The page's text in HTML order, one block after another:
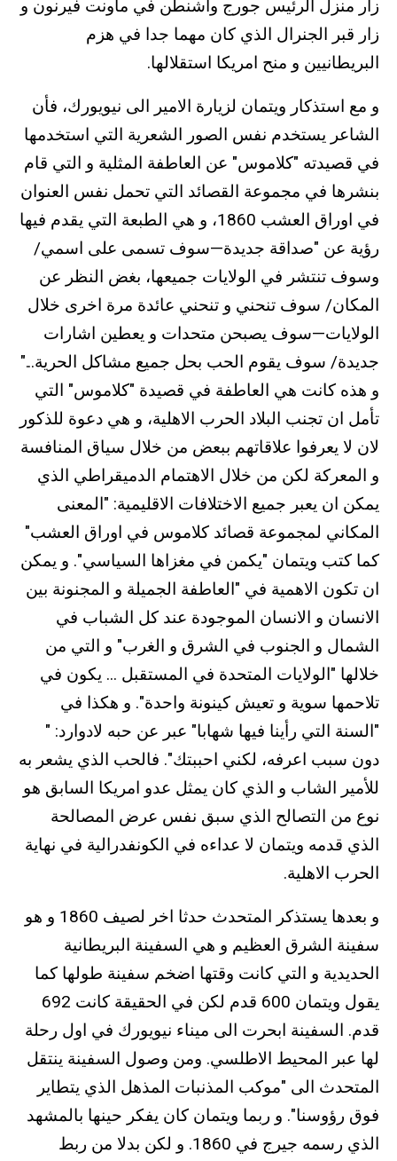
زار منزل الرئيس جورج واشنطن في ماونت فيرنون و
زار قبر الجنرال الذي كان مهما جدا في هزم
البريطانيين و منح امريكا استقلالها.
و مع استذكار ويتمان لزيارة الامير الى نيويورك، فأن
الشاعر يستخدم نفس الصور الشعرية التي استخدمها
في قصيدته "كلاموس" عن العاطفة المثلية و التي قام
بنشرها في مجموعة القصائد التي تحمل نفس العنوان
في اوراق العشب 1860، و هي الطبعة التي يقدم فيها
رؤية عن "صداقة جديدة—سوف تسمى على اسمي/
وسوف تنتشر في الولايات جميعها، بغض النظر عن
المكان/ سوف تنحني و تنحني عائدة مرة اخرى خلال
الولايات—سوف يصبحن متحدات و يعطين اشارات
جديدة/ سوف يقوم الحب بحل جميع مشاكل الحرية..."
و هذه كانت هي العاطفة في قصيدة "كلاموس" التي
تأمل ان تجنب البلاد الحرب الاهلية، و هي دعوة للذكور
لان لا يعرفوا علاقاتهم ببعض من خلال سياق المنافسة
و المعركة لكن من خلال الاهتمام الدميقراطي الذي
يمكن ان يعبر جميع الاختلافات الاقليمية: "المعنى
المكاني لمجموعة قصائد كلاموس في اوراق العشب"
كما كتب ويتمان "يكمن في مغزاها السياسي". و يمكن
ان تكون الاهمية في "العاطفة الجميلة و المجنونة بين
الانسان و الانسان الموجودة عند كل الشباب في
الشمال و الجنوب في الشرق و الغرب" و التي من
خلالها "الولايات المتحدة في المستقبل ... يكون في
تلاحمها سوية و تعيش كينونة واحدة". و هكذا في
"السنة التي رأينا فيها شهابا" عبر عن حبه لادوارد: "
دون سبب اعرفه، لكني احببتك". فالحب الذي يشعر به
للأمير الشاب و الذي كان يمثل عدو امريكا السابق هو
نوع من التصالح الذي سبق نفس عرض المصالحة
الذي قدمه ويتمان لا عداءه في الكونفدرالية في نهاية
الحرب الاهلية.
و بعدها يستذكر المتحدث حدثا اخر لصيف 1860 و هو
سفينة الشرق العظيم و هي السفينة البريطانية
الحديدية و التي كانت وقتها اضخم سفينة طولها كما
يقول ويتمان 600 قدم لكن في الحقيقة كانت 692
قدم. السفينة ابحرت الى ميناء نيويورك في اول رحلة
لها عبر المحيط الاطلسي. ومن وصول السفينة ينتقل
المتحدث الى "موكب المذنبات المذهل الذي يتطاير
فوق رؤوسنا". و ربما ويتمان كان يفكر حينها بالمشهد
الذي رسمه جيرج في 1860. و لكن بدلا من ربط